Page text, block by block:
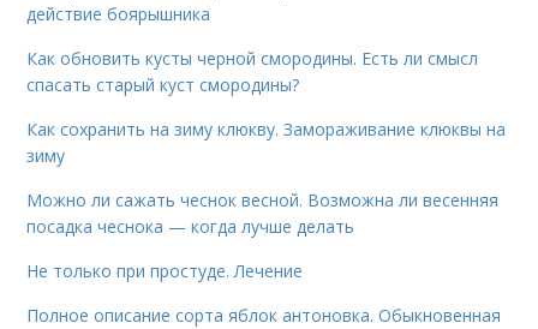
действие боярышника
Как обновить кусты черной смородины. Есть ли смысл
спасать старый куст смородины?
Как сохранить на зиму клюкву. Замораживание клюквы на
зиму
Можно ли сажать чеснок весной. Возможна ли весенняя
посадка чеснока — когда лучше делать
Не только при простуде. Лечение
Полное описание сорта яблок антоновка. Обыкновенная